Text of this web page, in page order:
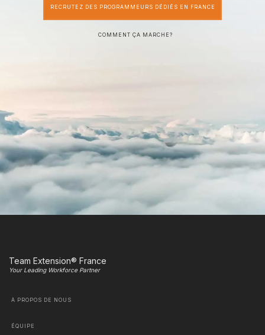
RECRUTEZ DES PROGRAMMEURS DÉDIÉS EN FRANCE
COMMENT ÇA MARCHE?
Team Extension® France
Your Leading Workforce Partner
À PROPOS DE NOUS
ÉQUIPE